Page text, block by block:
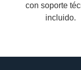
con soporte
incluido.